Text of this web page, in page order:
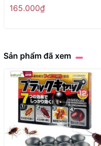
Nhật nội địa
165.000₫
Sản phẩm đã xem